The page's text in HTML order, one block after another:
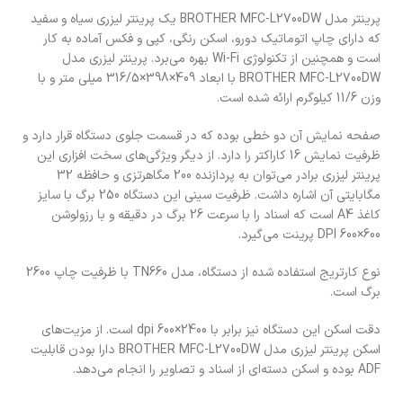
پرينتر مدل BROTHER MFC-L2700DW یک پرينتر ليزری سياه و سفيد
که دارای چاپ اتوماتیک دورو، اسکن رنگی، کپی و فکس آماده به کار
است و همچنين از تکنولوژی Wi-Fi بهره می‌برد. پرينتر ليزری مدل
BROTHER MFC-L2700DW با ابعاد 409×398×316/5 میلی متر و با
وزن 11/6 کيلوگرم ارائه شده است.
صفحه نمایش آن دو خطی بوده که در قسمت جلوی دستگاه قرار دارد و
ظرفیت نمایش 16 کاراکتر را دارد. از دیگر ویژگی‌های سخت افزاری این
پرينتر ليزری برادر می‌‎توان به پردازنده‌ 200 مگاهرتزی و حافظه‌ 32
مگابايتی آن اشاره داشت. ظرفیت سینی این دستگاه 250 برگ با سایز
کاغذ A4 است که اسناد را با سرعت 26 برگ در دقیقه و با رزولوشن
600×600 DPI پرینت می‌گیرد.
نوع کارتريج استفاده شده از دستگاه، مدل TN660 با ظرفيت چاپ 2600
برگ است.
دقت اسکن این دستگاه نیز برابر با 2400×600 dpi است. از مزیت‌های
اسکن پرينتر ليزری مدل BROTHER MFC-L2700DW دارا بودن قابلیت
ADF بوده و اسکن دسته‌ای از اسناد و تصاویر را انجام می‌دهد.